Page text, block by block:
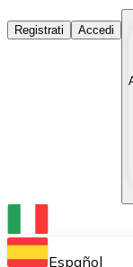
Acquista
Acquista le
Converti le
Scambia
Conserva le
Registrati Accedi
Español